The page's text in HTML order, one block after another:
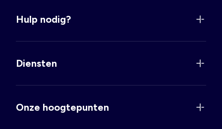
Hulp nodig?
Diensten
Onze hoogtepunten